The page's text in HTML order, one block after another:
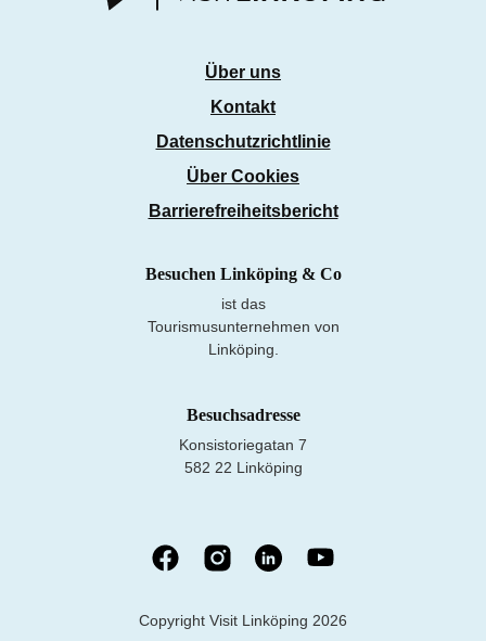
Über uns
Kontakt
Datenschutzrichtlinie
Über Cookies
Barrierefreiheitsbericht
Besuchen Linköping & Co
ist das
Tourismusunternehmen von
Linköping.
Besuchsadresse
Konsistoriegatan 7
582 22 Linköping
Copyright Visit Linköping 2026